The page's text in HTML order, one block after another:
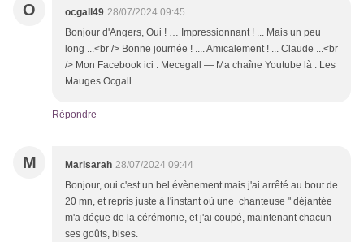
O ocgall49 28/07/2024 09:45
Bonjour d'Angers, Oui ! … Impressionnant ! ... Mais un peu
long ...<br /> Bonne journée ! .... Amicalement ! ... Claude ...<br
/> Mon Facebook ici : Mecegall — Ma chaîne Youtube là : Les
Mauges Ocgall
Répondre
M Marisarah 28/07/2024 09:44
Bonjour, oui c'est un bel évènement mais j'ai arrêté au bout de
20 mn, et repris juste à l'instant où une chanteuse " déjantée
m'a déçue de la cérémonie, et j'ai coupé, maintenant chacun
ses goûts, bises.